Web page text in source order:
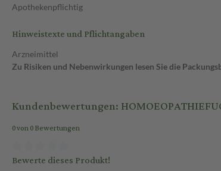
Apothekenpflichtig
Hinweistexte und Pflichtangaben
Arzneimittel
Zu Risiken und Nebenwirkungen lesen Sie die
Kundenbewertungen:
0 von 0 Bewertungen
Bewerte dieses Produkt!